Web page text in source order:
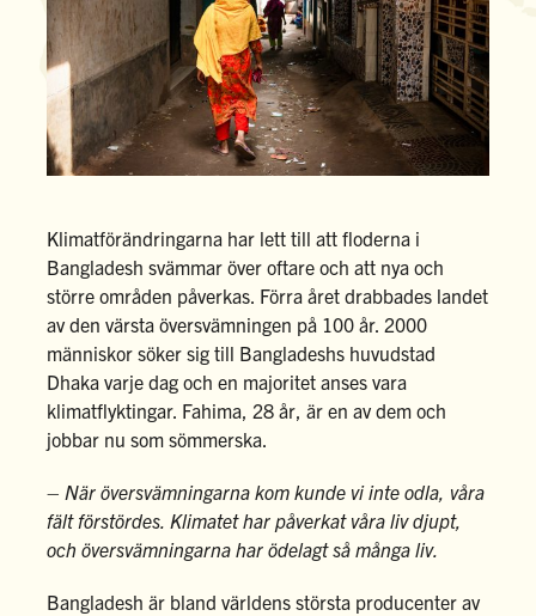
Klimatförändringarna har lett till att floderna i
Bangladesh svämmar över oftare och att nya och
större områden påverkas. Förra året drabbades landet
av den värsta översvämningen på 100 år. 2000
människor söker sig till Bangladeshs huvudstad
Dhaka varje dag och en majoritet anses vara
klimatflyktingar. Fahima, 28 år, är en av dem och
jobbar nu som sömmerska.
– När översvämningarna kom kunde vi inte odla, våra
fält förstördes. Klimatet har påverkat våra liv djupt,
och översvämningarna har ödelagt så många liv.
Bangladesh är bland världens största producenter av